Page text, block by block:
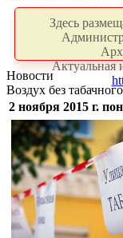
Здесь
Актуальная
Новости
Воздух без
2 ноября 2015 г.